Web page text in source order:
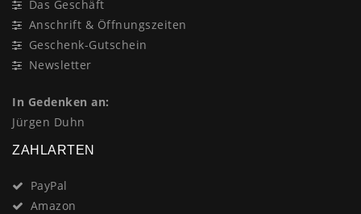
Das Geschäft
Anschrift & Öffnungszeiten
Geschenk-Gutschein
Newsletter
In Gedenken an:
Jürgen Duhn
ZAHLARTEN
PayPal
Amazon